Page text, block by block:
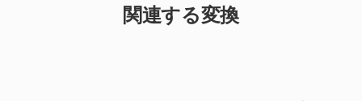
関連する変換